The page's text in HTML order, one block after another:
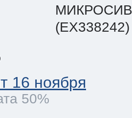
(EX338242)
16 ноября
50%